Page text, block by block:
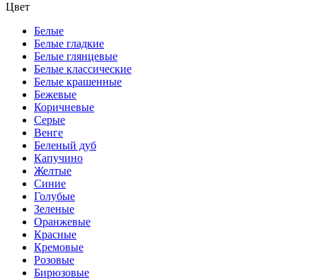
Цвет
Белые
Белые гладкие
Белые глянцевые
Белые классические
Белые крашенные
Бежевые
Коричневые
Серые
Венге
Беленый дуб
Капучино
Желтые
Синие
Голубые
Зеленые
Оранжевые
Красные
Кремовые
Розовые
Бирюзовые